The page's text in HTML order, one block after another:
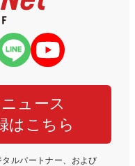
ュース
はこちら
ルパートナー、および